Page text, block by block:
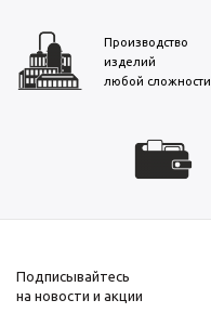
Производство
изделий
любой сложности
Подписывайтесь
на новости и акции